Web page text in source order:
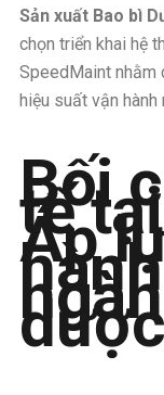
Sản xuất Bao bì
chọn triển khai hệ
SpeedMaint nhằm
hiệu suất vận hành
Bối
tế
Áp